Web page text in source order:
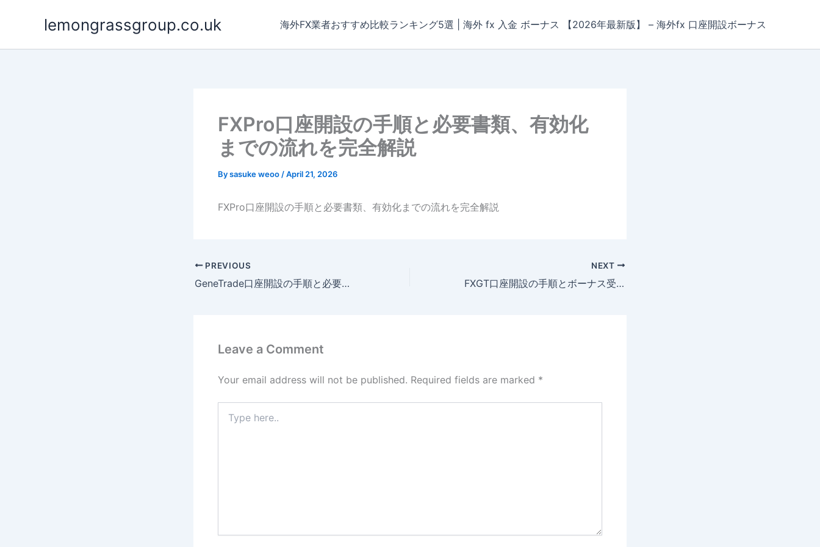
lemongrassgroup.co.uk 海外FX業者おすすめ比較ランキング5選 | 海外 fx 入金 ボーナス 【2026年最新版】 – 海外fx 口座開設ボーナス
FXPro口座開設の手順と必要書類、有効化
までの流れを完全解説
Bysasuke weoo /April 21, 2026
FXPro口座開設の手順と必要書類、有効化までの流れを完全解説
PREVIOUS
GeneTrade口座開設の手順と必要書類、審査から取引開始までの流れ
NEXT
FXGT口座開設の手順とボーナス受取方法を画像付きで解説
Leave a Comment
Your email address will not be published. Required fields are marked *
here..